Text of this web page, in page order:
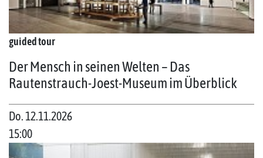
guided tour
Der Mensch in seinen Welten – Das
Rautenstrauch-Joest-Museum im Überblick
Do. 12.11.2026
15:00